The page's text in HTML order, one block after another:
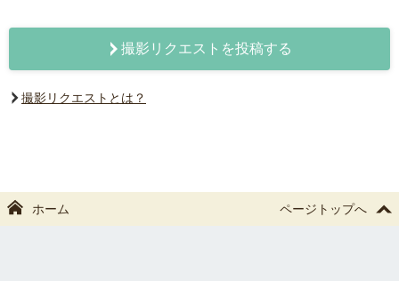
撮影リクエストを投稿する
撮影リクエストとは？
ホーム ページトップへ